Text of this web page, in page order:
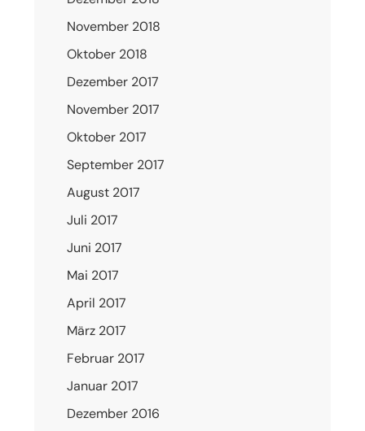
November 2018
Oktober 2018
Dezember 2017
November 2017
Oktober 2017
September 2017
August 2017
Juli 2017
Juni 2017
Mai 2017
April 2017
März 2017
Februar 2017
Januar 2017
Dezember 2016